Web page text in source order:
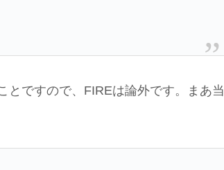
とですので、FIREは論外です。まあ当